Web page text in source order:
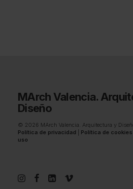
MArch Valencia.
Diseño
© 2026 MArch Valencia. Arquitectura y
Política de privacidad
Política de cookies
uso